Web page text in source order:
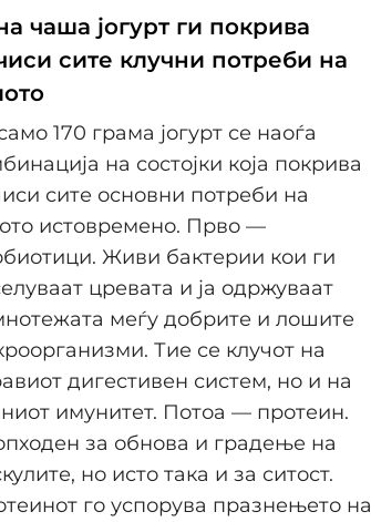
чаша јогурт ги покрива
сите клучни потреби на
170 грама јогурт се наоѓа
на состојки која покрива
сите основни потреби на
истовремено. Прво —
Живи бактерии кои ги
цревата и ја одржуваат
меѓу добрите и лошите
Тие се клучот на
дигестивен систем, но и на
имунитет. Потоа — протеин.
за обнова и градење на
но исто така и за ситост.
го успорува празнењето на